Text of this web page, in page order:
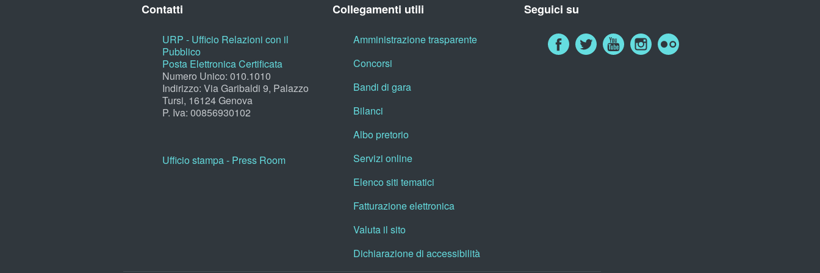
Contatti
URP - Ufficio Relazioni con il
Pubblico
Posta Elettronica Certificata
Numero Unico: 010.1010
Indirizzo: Via Garibaldi 9, Palazzo
Tursi, 16124 Genova
P. Iva: 00856930102
Ufficio stampa - Press Room
Collegamenti utili
Amministrazione trasparente
Concorsi
Bandi di gara
Bilanci
Albo pretorio
Servizi online
Elenco siti tematici
Fatturazione elettronica
Valuta il sito
Dichiarazione di accessibilità
Seguici su